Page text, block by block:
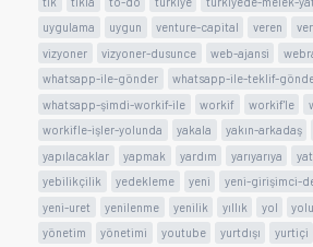
uygulama
uygun venture-capital veren
vizyoner
vizyoner-dusunce web-ajansi
whatsapp-ile-gönder
whatsapp-ile-teklif-
whatsapp-şimdi-workif-ile
workif workif'le
workifle-işler-yolunda
yakala yakın-arkadaş
yapılacaklar
yapmak yardım yarıyarıya
yebilikçilik
yedekleme yeni yeni-girişimci-
yeni-uret
yenilenme yenilik yıllık yol
yönetim
yönetimi youtube yurtdışı yurtiçi